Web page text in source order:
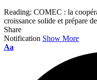
Reading: COMEC : la
croissance solide et prépare
Share
Notification Show More
Font
Aa